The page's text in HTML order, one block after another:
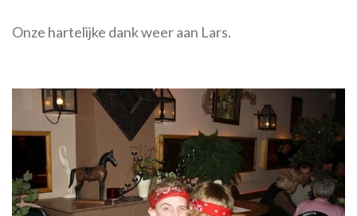
Onze hartelijke dank weer aan Lars.